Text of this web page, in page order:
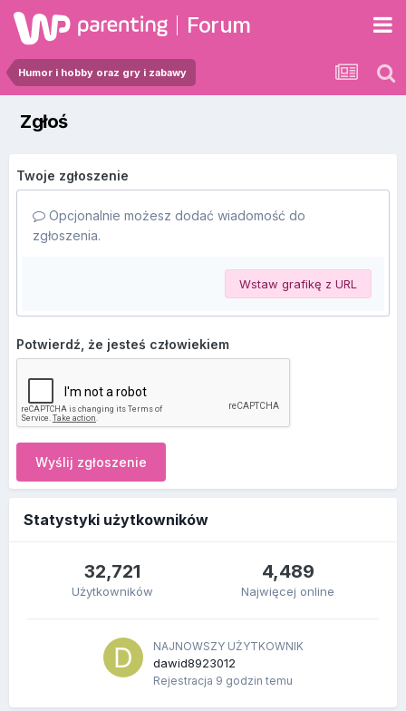
Forum
Humor i hobby oraz gry i zabawy
Zgłoś
Twoje zgłoszenie
Opcjonalnie możesz dodać wiadomość do
zgłoszenia.
Wstaw grafikę z URL
Potwierdź, że jesteś człowiekiem
Wyślij zgłoszenie
Statystyki użytkowników
32,721
Użytkowników
4,489
Najwięcej online
NAJNOWSZY UŻYTKOWNIK
dawid8923012
Rejestracja 9 godzin temu